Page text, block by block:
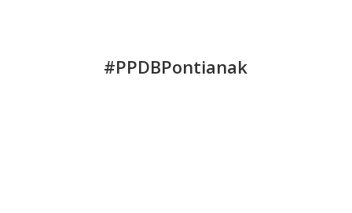
#PPDBPontianak